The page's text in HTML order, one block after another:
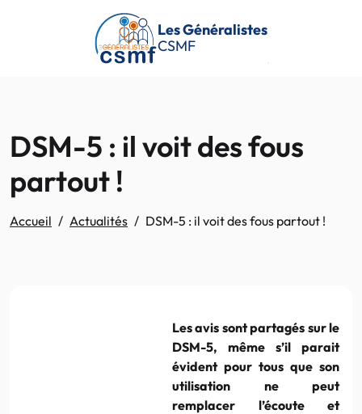
Passer au contenu principal
Les Généralistes
CSMF
DSM-5 : il voit des fous
partout !
Accueil Actualités DSM-5 : il voit des fous partout !
Les avis sont partagés sur le
DSM-5, même s’il parait
évident pour tous que son
utilisation ne peut
remplacer l’écoute et